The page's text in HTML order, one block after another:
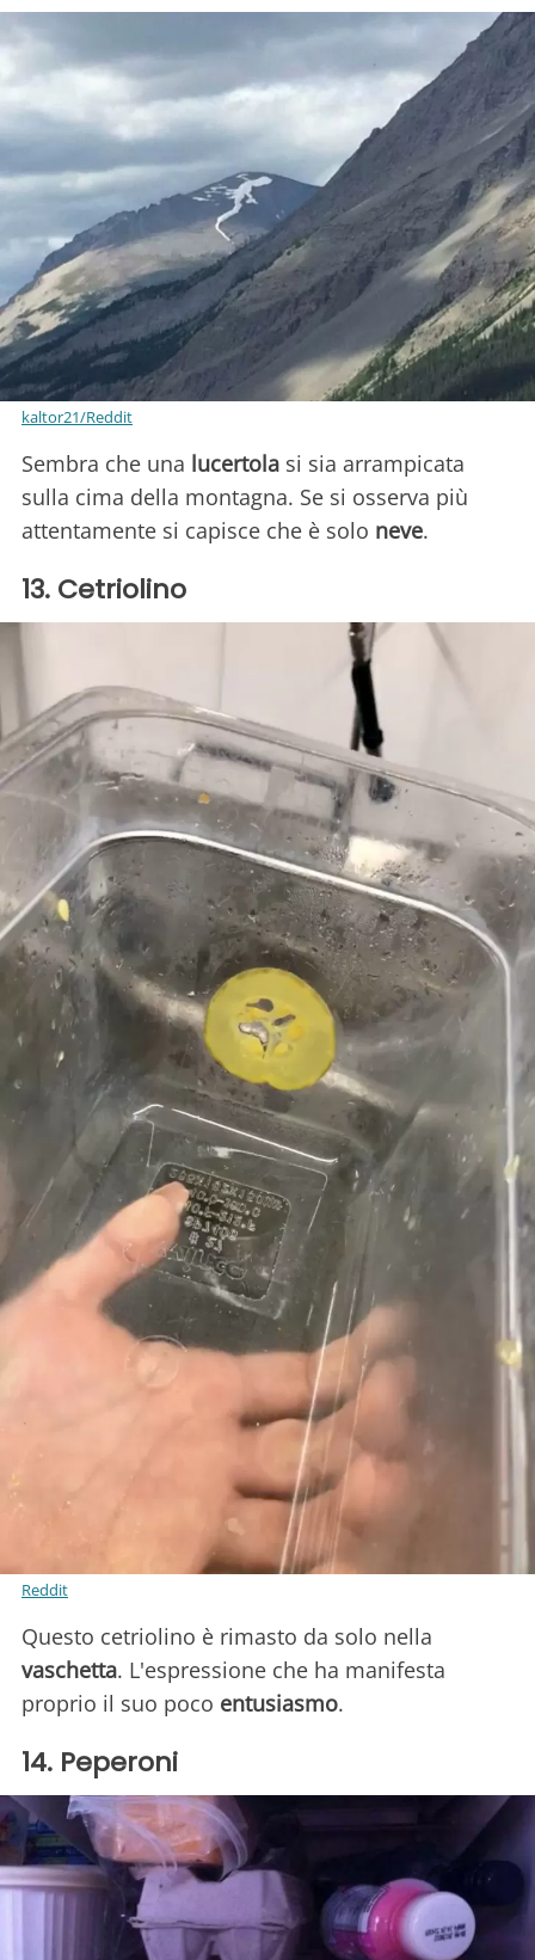
kaltor21/Reddit
Sembra che una lucertola si sia arrampicata
sulla cima della montagna. Se si osserva più
attentamente si capisce che è solo neve.
13. Cetriolino
Reddit
Questo cetriolino è rimasto da solo nella
vaschetta. L'espressione che ha manifesta
proprio il suo poco entusiasmo.
14. Peperoni